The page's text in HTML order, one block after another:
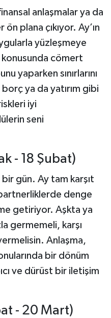
anlaşmalar ya da
plana çıkıyor. Ay’ın
yüzleşmeye
konusunda cömert
yaparken sınırlarını
ya da yatırım gibi
iyi
seni
- 18 Şubat)
gün. Ay tam karşıt
denge
getiriyor. Aşkta ya
germemeli, karşı
Anlaşma,
bir dönüm
ve dürüst bir iletişim
- 20 Mart)